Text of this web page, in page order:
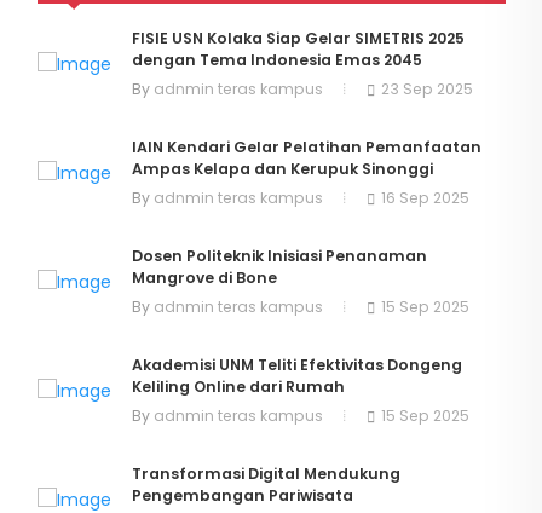
FISIE USN Kolaka Siap Gelar SIMETRIS 2025
dengan Tema Indonesia Emas 2045
By adnmin teras kampus 23 Sep 2025
IAIN Kendari Gelar Pelatihan Pemanfaatan
Ampas Kelapa dan Kerupuk Sinonggi
By adnmin teras kampus 16 Sep 2025
Dosen Politeknik Inisiasi Penanaman
Mangrove di Bone
By adnmin teras kampus 15 Sep 2025
Akademisi UNM Teliti Efektivitas Dongeng
Keliling Online dari Rumah
By adnmin teras kampus 15 Sep 2025
Transformasi Digital Mendukung
Pengembangan Pariwisata